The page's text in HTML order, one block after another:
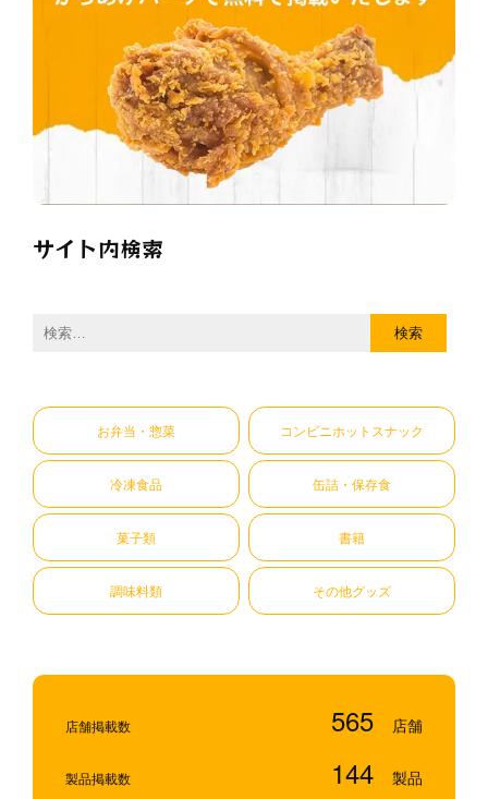
サイト内検索
検
お弁当・惣菜 コンビニホットスナック
冷凍食品 缶詰・保存食
菓子類 書籍
調味料類 その他グッズ
店舗掲載数 565
製品掲載数 144